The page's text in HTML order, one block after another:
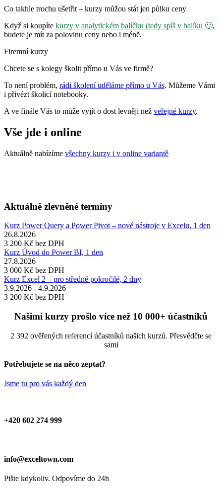
Co takhle trochu ušetřit – kurzy můžou stát jen půlku ceny
Když si koupíte kurzy v analytickém balíčku (tedy spíš v balíku 🙂,
budete je mít za polovinu ceny nebo i méně.
Firemní kurzy
Chcete se s kolegy školit přímo u Vás ve firmě?
To není problém, rádi školení uděláme přímo u Vás. Můžeme Vámi
i přivézt školicí notebooky.
A ve finále Vás to může vyjít o dost levněji než veřejné kurzy.
Vše jde i online
Aktuálně nabízíme všechny kurzy i v online variantě
Aktuálně zlevněné termíny
Kurz Power Query a Power Pivot – nové nástroje v Excelu, 1 den
26.8.2026
3 200 Kč bez DPH
Kurz Úvod do Power BI, 1 den
27.8.2026
3 000 Kč bez DPH
Kurz Excel 2 – pro středně pokročilé, 2 dny
3.9.2026 - 4.9.2026
3 200 Kč bez DPH
Našimi kurzy prošlo více než 10 000+ účastníků
2 392 ověřených referencí účastníků našich kurzů. Přesvědčte se
sami
Potřebujete se na něco zeptat?
Jsme tu pro vás každý den
+420 602 274 999
info@exceltown.com
Pište kdykoliv. Odpovíme do 24h